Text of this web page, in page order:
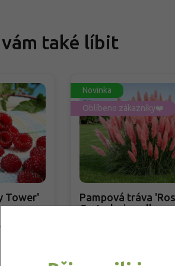
také líbit
Tower'
Novinka
Oblíbeno zákazníky❤️
Pampová tráva
Cortaderia